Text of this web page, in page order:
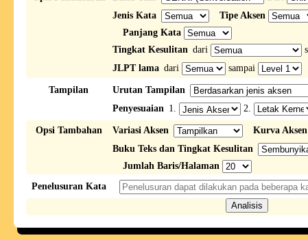
Jenis Kata
Tipe Aksen
Panjang Kata
Tingkat Kesulitan dari
JLPT lama dari sampai
Tampilan
Urutan Tampilan
Penyesuaian 1. 2.
Opsi Tambahan Variasi Aksen
Kurva Aksen
Buku Teks dan Tingkat Kesulitan
Jumlah Baris/Halaman
Penelusuran Kata